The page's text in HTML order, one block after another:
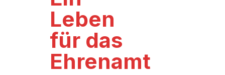
Leben
für das
Ehrenamt